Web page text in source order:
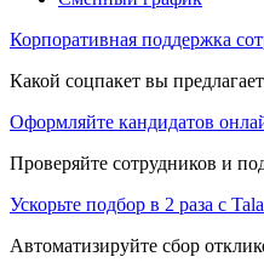
Корпоративная поддержка
Какой соцпакет вы
Оформляйте кандидатов
Проверяйте сотрудников и
Ускорьте подбор в 2 раза с
Автоматизируйте сбор